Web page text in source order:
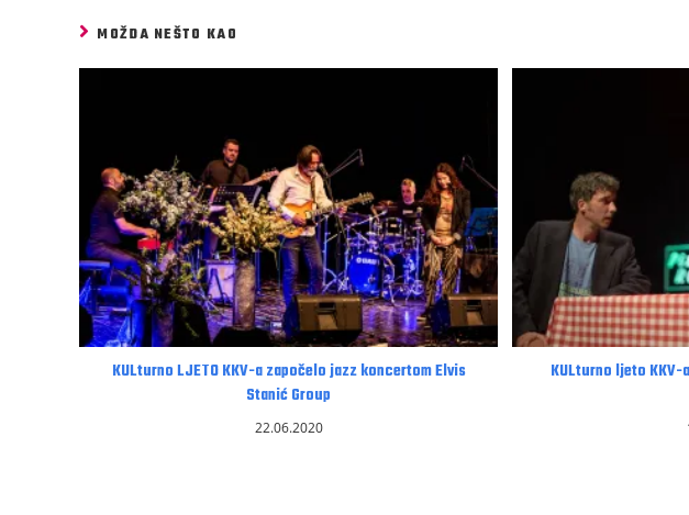
MOŽDA NEŠTO KAO
KULturno LJETO KKV-a započelo jazz koncertom Elvis
Stanić Group
22.06.2020
KULturno ljeto KKV-